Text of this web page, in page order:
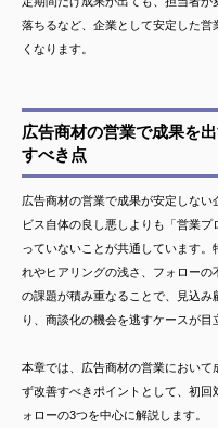
落ちるなど、企業として安定した営
くなります。
広告商材の営業で成果を
すべき点
広告商材の営業で成果が安定しない
ビス自体の良し悪しよりも「営業プ
っていないことが共通しています。
れやヒアリングの浅さ、フォローの
の課題が積み重なることで、見込み
り、商談化の機会を逃すケースが目
本章では、広告商材の営業において
ず改善すべきポイントとして、初回
ォローの3つを中心に解説します。